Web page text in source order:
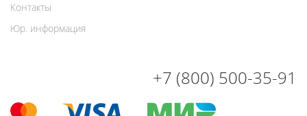
Контакты
Юр. информация
+7 (800) 500-35-91